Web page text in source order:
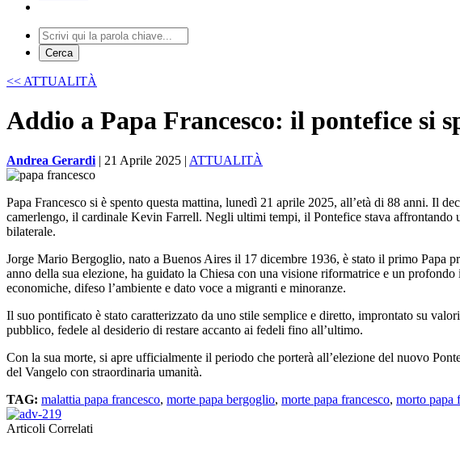
<< ATTUALITÀ
Addio a Papa Francesco: il pontefice si
Andrea Gerardi | 21 Aprile 2025 | ATTUALITÀ
Papa Francesco si è spento questa mattina, lunedì 21 aprile 2025, all’età di 88 anni. Il
camerlengo, il cardinale Kevin Farrell. Negli ultimi tempi, il Pontefice stava
bilaterale.
Jorge Mario Bergoglio, nato a Buenos Aires il 17 dicembre 1936, è stato il primo Papa
anno della sua elezione, ha guidato la Chiesa con una visione riformatrice e un
economiche, difeso l’ambiente e dato voce a migranti e minoranze.
Il suo pontificato è stato caratterizzato da uno stile semplice e diretto, improntato su
pubblico, fedele al desiderio di restare accanto ai fedeli fino all’ultimo.
Con la sua morte, si apre ufficialmente il periodo che porterà all’elezione del nuovo
del Vangelo con straordinaria umanità.
TAG: malattia papa francesco, morte papa bergoglio, morte papa francesco, morto papa
Articoli Correlati